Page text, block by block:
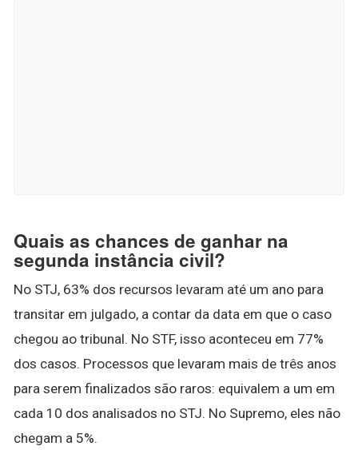
Quais as chances de ganhar na
segunda instância civil?
No STJ, 63% dos recursos levaram até um ano para
transitar em julgado, a contar da data em que o caso
chegou ao tribunal. No STF, isso aconteceu em 77%
dos casos. Processos que levaram mais de três anos
para serem finalizados são raros: equivalem a um em
cada 10 dos analisados no STJ. No Supremo, eles não
chegam a 5%.